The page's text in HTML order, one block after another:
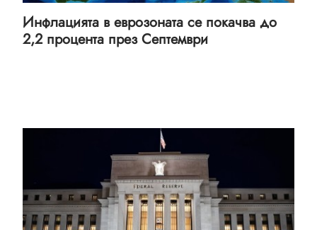
Инфлацията в еврозоната се покачва до
2,2 процента през Септември